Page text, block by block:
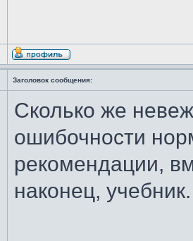
Заголовок сообщения:
Сколько же
ошибочности
рекомендации,
наконец, учебник.